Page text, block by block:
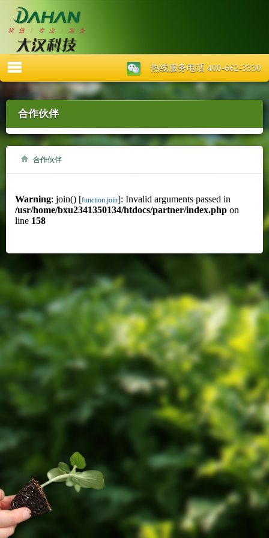
台灣大益農科
热线服务电话 400-662-3330
合作伙伴
合作伙伴
Warning: join() [function.join]: Invalid arguments passed in
/usr/home/bxu2341350134/htdocs/partner/index.php on
line 158